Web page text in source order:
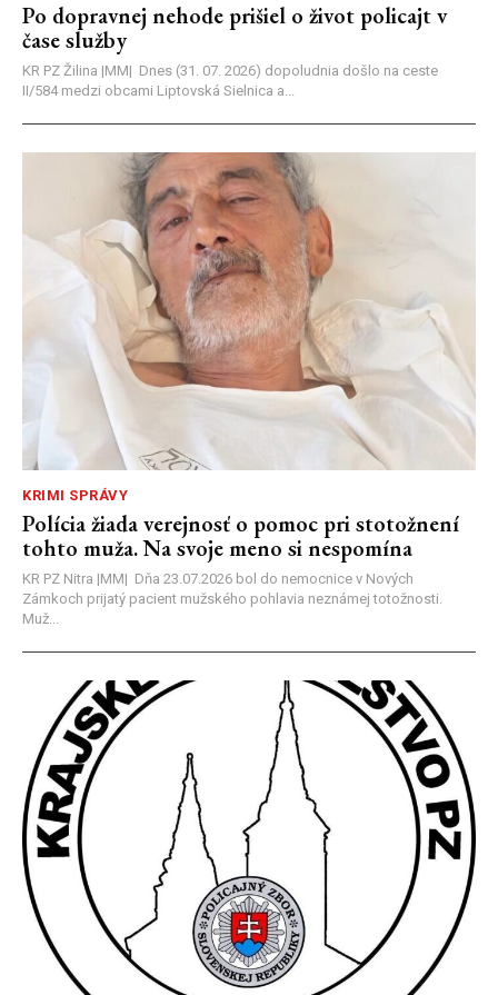
Po dopravnej nehode prišiel o život policajt v
čase služby
KR PZ Žilina |MM| Dnes (31. 07. 2026) dopoludnia došlo na ceste
II/584 medzi obcami Liptovská Sielnica a...
KRIMI SPRÁVY
Polícia žiada verejnosť o pomoc pri stotožnení
tohto muža. Na svoje meno si nespomína
KR PZ Nitra |MM| Dňa 23.07.2026 bol do nemocnice v Nových
Zámkoch prijatý pacient mužského pohlavia neznámej totožnosti.
Muž...